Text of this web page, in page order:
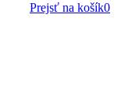
Prejsť na košík0